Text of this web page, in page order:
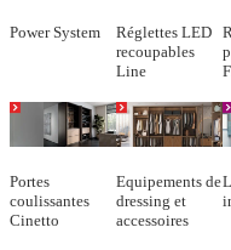
Power System
Réglettes LED
recoupables
Line
Portes
coulissantes
Cinetto
Equipements de
dressing et
accessoires